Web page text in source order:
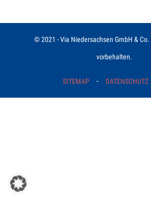
© 2021 - Via Niedersachsen GmbH & Co.
vorbehalten.
SITEMAP - DATENSCHUTZ